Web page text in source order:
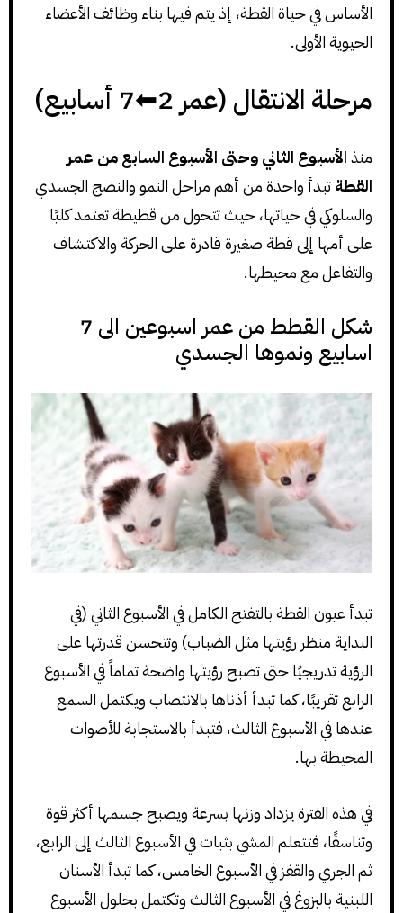
الأساس في حياة القطة، إذ يتم فيها بناء وظائف الأعضاء
الحيوية الأولى.
مرحلة الانتقال (عمر 2⬅7 أسابيع)
منذالأسبوع الثاني وحتى الأسبوع السابع من عمر
القطةتبدأ واحدة من أهم مراحل النمو والنضج الجسدي
والسلوكي في حياتها، حيث تتحول من قطيطة تعتمد كليًا
على أمها إلى قطة صغيرة قادرة على الحركة والاكتشاف
والتفاعل مع محيطها.
شكل القطط من عمر اسبوعين الى 7
اسابيع ونموها الجسدي
تبدأ عيون القطة بالتفتح الكامل في الأسبوع الثاني (في
البداية منظر رؤيتها مثل الضباب) وتتحسن قدرتها على
الرؤية تدريجيًا حتى تصبح رؤيتها واضحة تماماً في الأسبوع
الرابع تقريبًا، كما تبدأ أذناها بالانتصاب ويكتمل السمع
عندها في الأسبوع الثالث، فتبدأ بالاستجابة للأصوات
المحيطة بها.
في هذه الفترة يزداد وزنها بسرعة ويصبح جسمها أكثر قوة
وتناسقًا، فتتعلم المشي بثبات في الأسبوع الثالث إلى الرابع،
ثم الجري والقفز في الأسبوع الخامس، كما تبدأ الأسنان
اللبنية بالبزوغ في الأسبوع الثالث وتكتمل بحلول الأسبوع